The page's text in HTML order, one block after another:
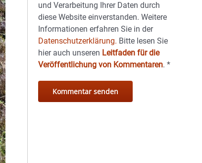
und Verarbeitung Ihrer Daten durch
diese Website einverstanden. Weitere
Informationen erfahren Sie in der
Datenschutzerklärung. Bitte lesen Sie
hier auch unseren Leitfaden für die
Veröffentlichung von Kommentaren.*